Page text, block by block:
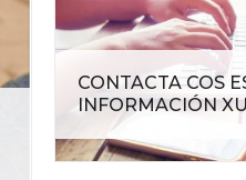
CONTACTA COS
INFORMACIÓN